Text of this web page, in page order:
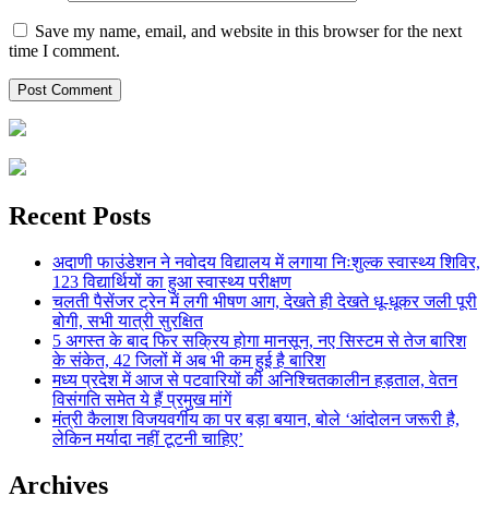
Save my name, email, and website in this browser for the next
time I comment.
Recent Posts
अदाणी फाउंडेशन ने नवोदय विद्यालय में लगाया निःशुल्क स्वास्थ्य शिविर,
123 विद्यार्थियों का हुआ स्वास्थ्य परीक्षण
चलती पैसेंजर ट्रेन में लगी भीषण आग, देखते ही देखते धू-धूकर जली पूरी
बोगी, सभी यात्री सुरक्षित
5 अगस्त के बाद फिर सक्रिय होगा मानसून, नए सिस्टम से तेज बारिश
के संकेत, 42 जिलों में अब भी कम हुई है बारिश
मध्य प्रदेश में आज से पटवारियों की अनिश्चितकालीन हड़ताल, वेतन
विसंगति समेत ये हैं प्रमुख मांगें
मंत्री कैलाश विजयवर्गीय का पर बड़ा बयान, बोले ‘आंदोलन जरूरी है,
लेकिन मर्यादा नहीं टूटनी चाहिए’
Archives